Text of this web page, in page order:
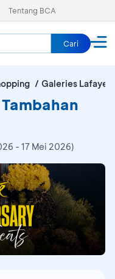
Tentang BCA
Cari
Galeries
- 17 Mei 2026)